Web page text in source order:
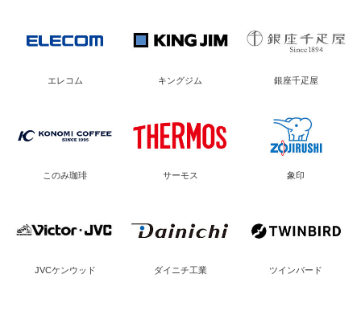
エレコム キングジム 銀座千疋屋
このみ珈琲 サーモス 象印
JVCケンウッド ダイニチ工業 ツインバード